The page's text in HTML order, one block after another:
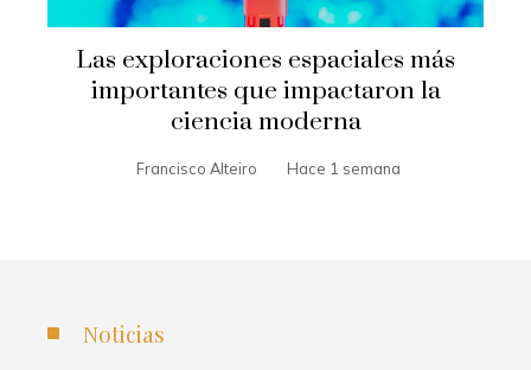
Las exploraciones espaciales más
importantes que impactaron la
ciencia moderna
Francisco Alteiro Hace 1 semana
Noticias